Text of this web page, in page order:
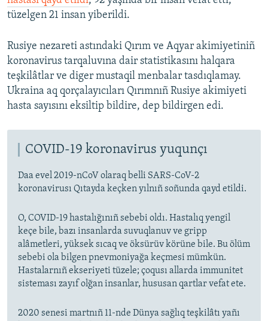
tüzelgen 21 insan yiberildi.
Rusiye nezareti astındaki Qırım ve Aqyar akimiyetiniñ
koronavirus tarqaluvına dair statistikasını halqara
teşkilâtlar ve diger mustaqil menbalar tasdıqlamay.
Ukraina aq qorçalayıcıları Qırımnıñ Rusiye akimiyeti
hasta sayısını eksiltip bildire, dep bildirgen edi.
COVID-19 koronavirus yuqunçı
Daa evel 2019-nCoV olaraq belli SARS-CoV-2
koronavirusı Qıtayda keçken yılnıñ soñunda qayd etildi.
O, COVID-19 hastalığınıñ sebebi oldı. Hastalıq yengil
keçe bile, bazı insanlarda suvuqlanuv ve gripp
alâmetleri, yüksek sıcaq ve öksürüv körüne bile. Bu ölüm
sebebi ola bilgen pnevmoniyağa keçmesi mümkün.
Hastalarnıñ ekseriyeti tüzele; çoqusı allarda immunitet
sisteması zayıf olğan insanlar, hususan qartlar vefat ete.
2020 senesi martnıñ 11-nde Dünya sağlıq teşkilâtı yañı